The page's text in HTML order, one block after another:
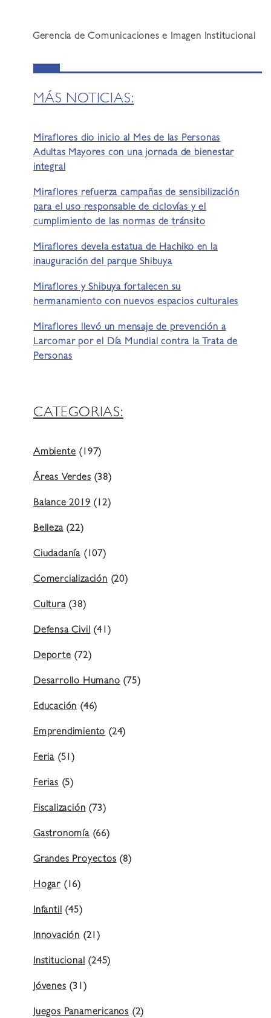
Gerencia de Comunicaciones e Imagen Institucional
MÁS NOTICIAS:
Miraflores dio inicio al Mes de las Personas
Adultas Mayores con una jornada de bienestar
integral
Miraflores refuerza campañas de sensibilización
para el uso responsable de ciclovías y el
cumplimiento de las normas de tránsito
Miraflores devela estatua de Hachiko en la
inauguración del parque Shibuya
Miraflores y Shibuya fortalecen su
hermanamiento con nuevos espacios culturales
Miraflores llevó un mensaje de prevención a
Larcomar por el Día Mundial contra la Trata de
Personas
CATEGORIAS:
Ambiente (197)
Áreas Verdes (38)
Balance 2019 (12)
Belleza(22)
Ciudadanía (107)
Comercialización (20)
Cultura(38)
Defensa Civil (41)
Deporte (72)
Desarrollo Humano (75)
Educación (46)
Emprendimiento (24)
Feria (51)
Ferias (5)
Fiscalización (73)
Gastronomía(66)
Grandes Proyectos (8)
Hogar (16)
Infantil (45)
Innovación (21)
Institucional (245)
Jóvenes (31)
Juegos Panamericanos (2)